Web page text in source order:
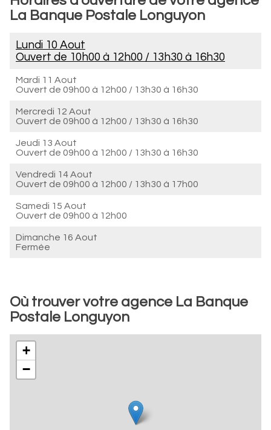
La Banque Postale Longuyon
Lundi 10 Aout
Ouvert de 10h00 à 12h00 / 13h30 à 16h30
Mardi 11 Aout
Ouvert de 09h00 à 12h00 / 13h30 à 16h30
Mercredi 12 Aout
Ouvert de 09h00 à 12h00 / 13h30 à 16h30
Jeudi 13 Aout
Ouvert de 09h00 à 12h00 / 13h30 à 16h30
Vendredi 14 Aout
Ouvert de 09h00 à 12h00 / 13h30 à 17h00
Samedi 15 Aout
Ouvert de 09h00 à 12h00
Dimanche 16 Aout
Fermée
Où trouver votre agence La Banque
Postale Longuyon
+
−